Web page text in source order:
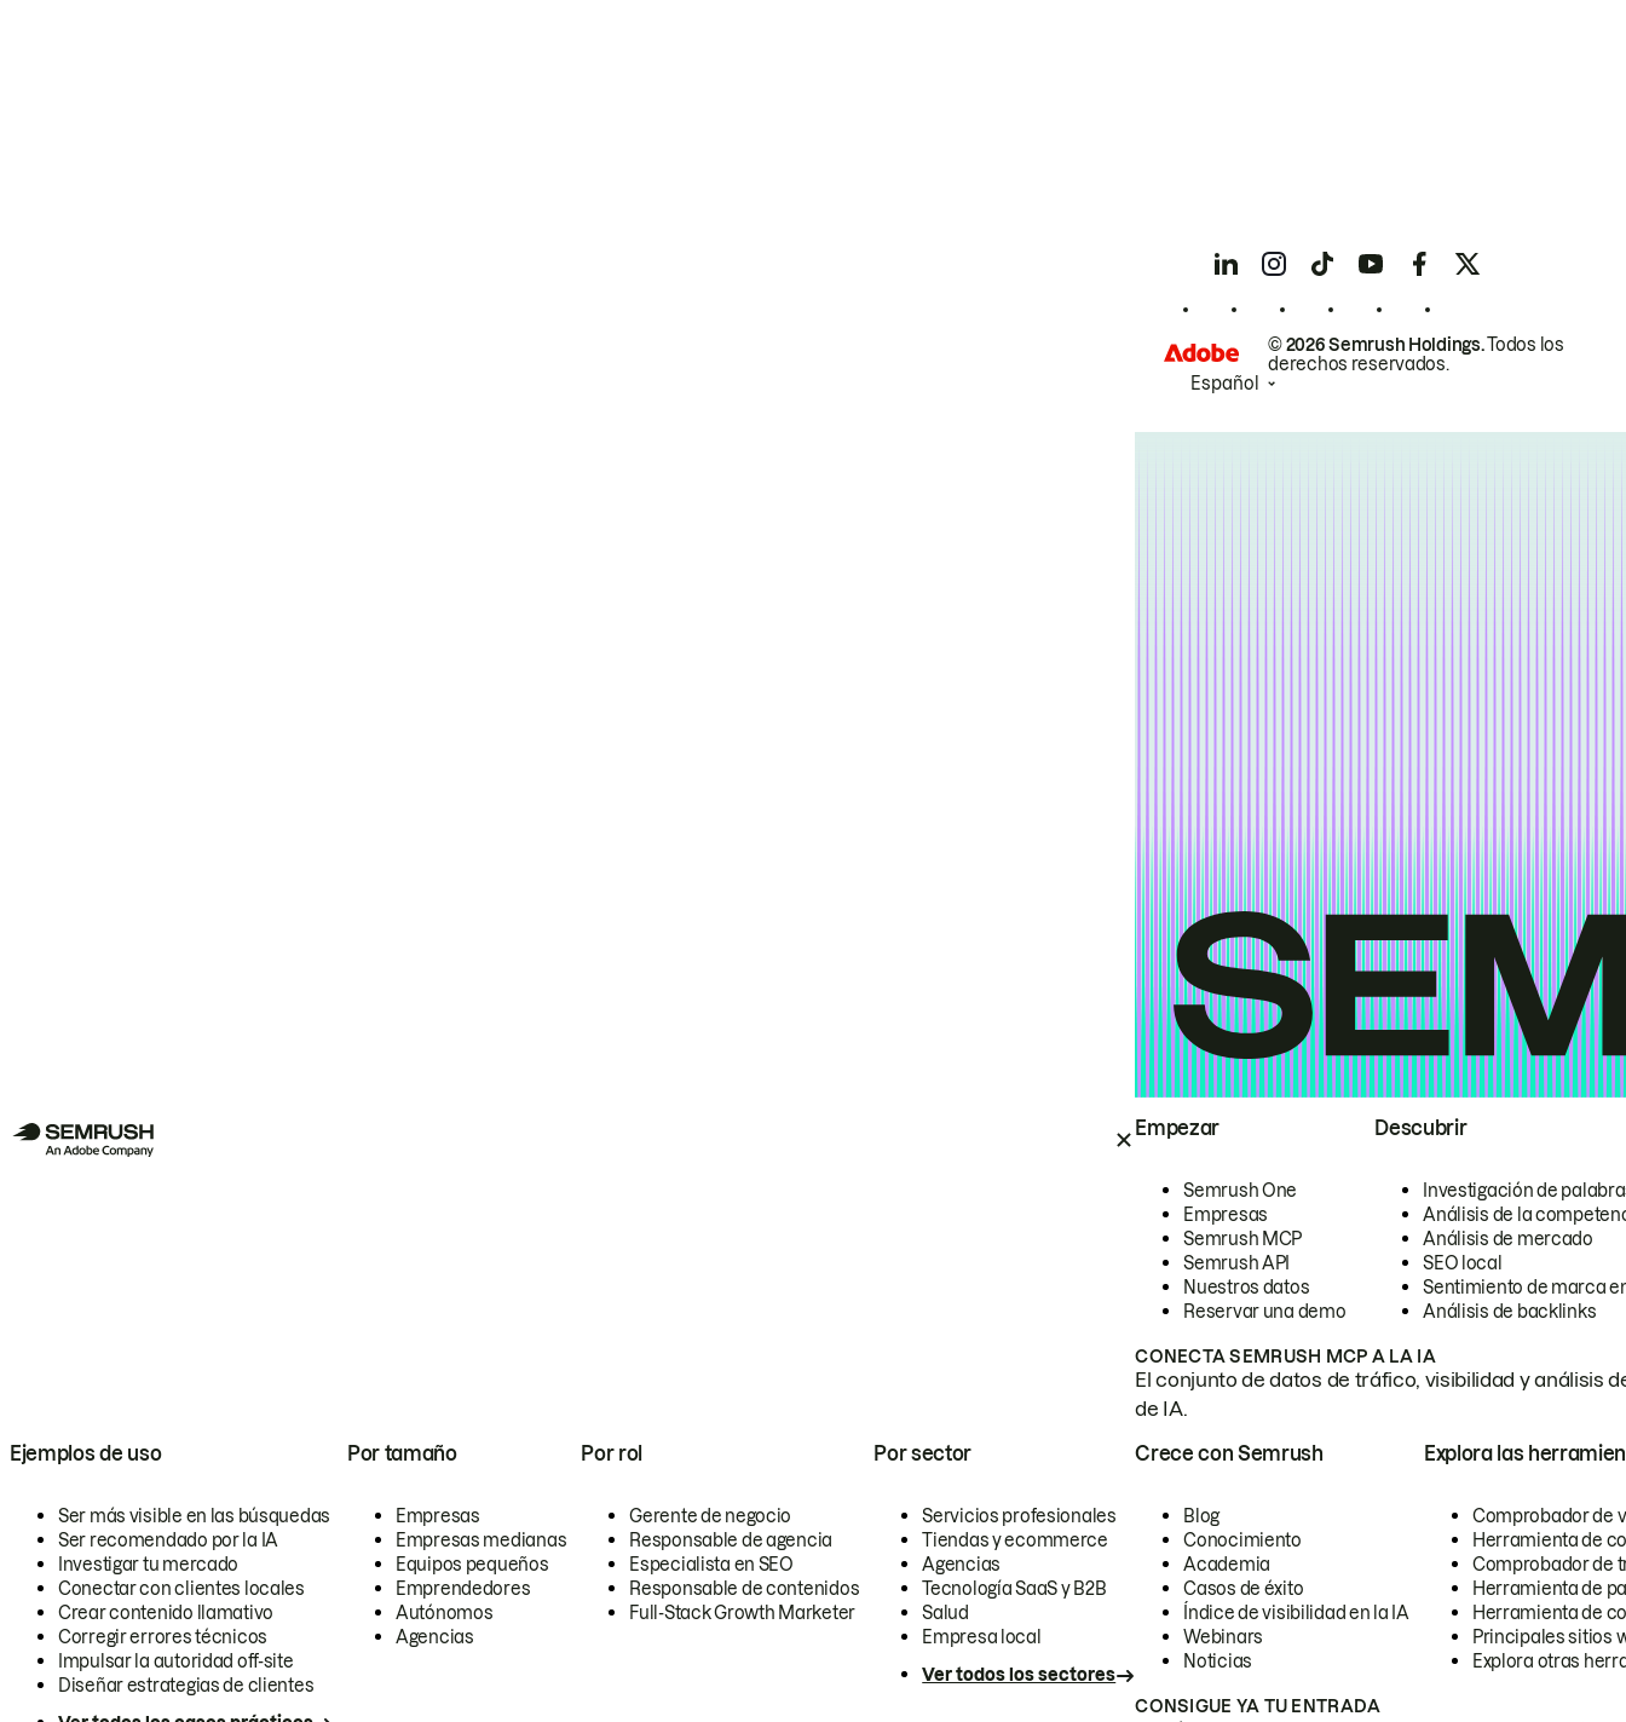
Empezar
Semrush One
Empresas
Semrush MCP
Semrush API
Nuestros datos
Reservar una demo
Descubrir
Investigación de
Análisis de la
Análisis de mercado
SEO local
Sentimiento de marca
Análisis de backlinks
CONECTA SEMRUSH MCP A LA IA
El conjunto de datos de tráfico, visibilidad y análisis
de IA.
Ejemplos de uso
Ser más visible en las búsquedas
Ser recomendado por la IA
Investigar tu mercado
Conectar con clientes locales
Crear contenido llamativo
Corregir errores técnicos
Impulsar la autoridad off-site
Diseñar estrategias de clientes
Por tamaño
Empresas
Empresas medianas
Equipos pequeños
Emprendedores
Autónomos
Agencias
Por rol
Gerente de negocio
Responsable de agencia
Especialista en SEO
Responsable de contenidos
Full-Stack Growth Marketer
Por sector
Servicios profesionales
Tiendas y ecommerce
Agencias
Tecnología SaaS y B2B
Salud
Empresa local
Ver todos los sectores
Crece con Semrush
Blog
Conocimiento
Academia
Casos de éxito
Índice de visibilidad en la IA
Webinars
Noticias
Explora las
Comprobador de
Herramienta de
Comprobador de
Herramienta de
Herramienta de
Principales sitios
Explora otras
CONSIGUE YA TU ENTRADA
© 2026 Semrush Holdings.Todos los
derechos reservados.
Español